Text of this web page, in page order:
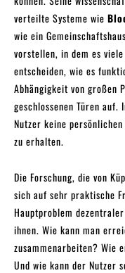
verteilte Systeme wie
wie ein
vorstellen, in dem es
entscheiden, wie es
Abhängigkeit von großen
geschlossenen Türen
Nutzer keine
zu erhalten.
Die Forschung, die von
sich auf sehr praktische
Hauptproblem
ihnen. Wie kann man
zusammenarbeiten? Wie
Und wie kann der Nutzer